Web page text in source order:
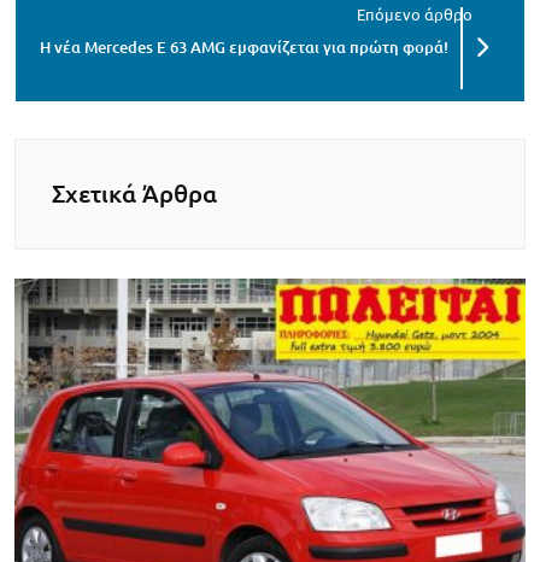
Η νέα Mercedes E 63 AMG εμφανίζεται για πρώτη φορά!
Σχετικά Άρθρα